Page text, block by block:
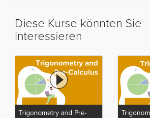
Diese Kurse könnten Sie
interessieren
Trigonometry and Pre-